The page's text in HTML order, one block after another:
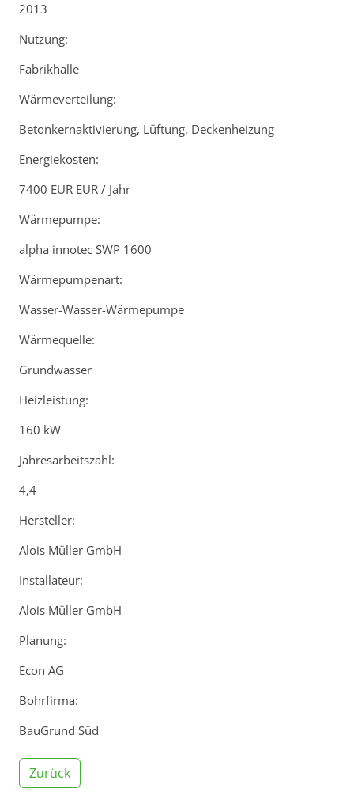
2013
Nutzung:
Fabrikhalle
Wärmeverteilung:
Betonkernaktivierung, Lüftung, Deckenheizung
Energiekosten:
7400 EUR EUR / Jahr
Wärmepumpe:
alpha innotec SWP 1600
Wärmepumpenart:
Wasser-Wasser-Wärmepumpe
Wärmequelle:
Grundwasser
Heizleistung:
160 kW
Jahresarbeitszahl:
4,4
Hersteller:
Alois Müller GmbH
Installateur:
Alois Müller GmbH
Planung:
Econ AG
Bohrfirma:
BauGrund Süd
Zurück